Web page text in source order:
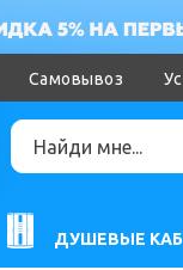
Самовывоз
ДУШЕВЫЕ